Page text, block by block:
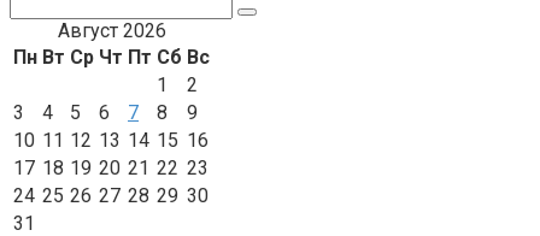
Август 2026
Пн Вт Ср Чт Пт Сб Вс
1
2
3
4 5 6 7 8
9
10 11 12 13 14 15 16
17 18 19 20 21 22 23
24 25 26 27 28 29 30
31